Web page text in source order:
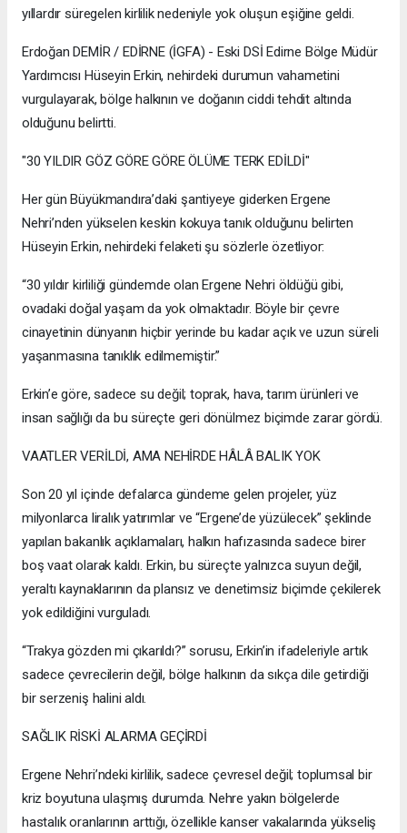
yıllardır süregelen kirlilik nedeniyle yok oluşun eşiğine geldi.
Erdoğan DEMİR / EDİRNE (İGFA) - Eski DSİ Edirne Bölge Müdür
Yardımcısı Hüseyin Erkin, nehirdeki durumun vahametini
vurgulayarak, bölge halkının ve doğanın ciddi tehdit altında
olduğunu belirtti.
"30 YILDIR GÖZ GÖRE GÖRE ÖLÜME TERK EDİLDİ"
Her gün Büyükmandıra’daki şantiyeye giderken Ergene
Nehri’nden yükselen keskin kokuya tanık olduğunu belirten
Hüseyin Erkin, nehirdeki felaketi şu sözlerle özetliyor:
“30 yıldır kirliliği gündemde olan Ergene Nehri öldüğü gibi,
ovadaki doğal yaşam da yok olmaktadır. Böyle bir çevre
cinayetinin dünyanın hiçbir yerinde bu kadar açık ve uzun süreli
yaşanmasına tanıklık edilmemiştir.”
Erkin’e göre, sadece su değil; toprak, hava, tarım ürünleri ve
insan sağlığı da bu süreçte geri dönülmez biçimde zarar gördü.
VAATLER VERİLDİ, AMA NEHİRDE HÂLÂ BALIK YOK
Son 20 yıl içinde defalarca gündeme gelen projeler, yüz
milyonlarca liralık yatırımlar ve “Ergene’de yüzülecek” şeklinde
yapılan bakanlık açıklamaları, halkın hafızasında sadece birer
boş vaat olarak kaldı. Erkin, bu süreçte yalnızca suyun değil,
yeraltı kaynaklarının da plansız ve denetimsiz biçimde çekilerek
yok edildiğini vurguladı.
“Trakya gözden mi çıkarıldı?” sorusu, Erkin’in ifadeleriyle artık
sadece çevrecilerin değil, bölge halkının da sıkça dile getirdiği
bir serzeniş halini aldı.
SAĞLIK RİSKİ ALARMA GEÇİRDİ
Ergene Nehri’ndeki kirlilik, sadece çevresel değil; toplumsal bir
kriz boyutuna ulaşmış durumda. Nehre yakın bölgelerde
hastalık oranlarının arttığı, özellikle kanser vakalarında yükseliş